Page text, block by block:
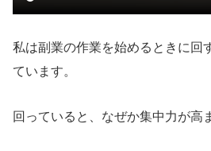
私は副業の作業を始めるときに回
ています。
回っていると、なぜか集中力が高